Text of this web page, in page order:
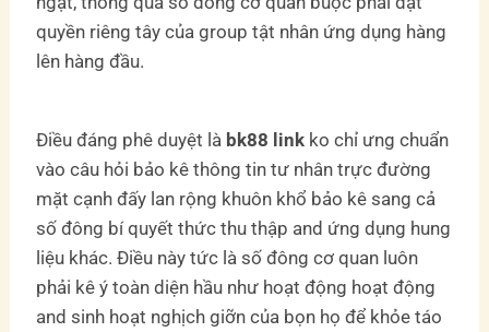
quyền riêng tây của group tật nhân ứng dụng hàng
lên hàng đầu.
Điều đáng phê duyệt là bk88 link ko chỉ ưng chuẩn
vào câu hỏi bảo kê thông tin tư nhân trực đường
mặt cạnh đấy lan rộng khuôn khổ bảo kê sang cả
số đông bí quyết thức thu thập and ứng dụng hung
liệu khác. Điều này tức là số đông cơ quan luôn
phải kê ý toàn diện hầu như hoạt động hoạt động
and sinh hoạt nghịch giỡn của bọn họ để khỏe táo